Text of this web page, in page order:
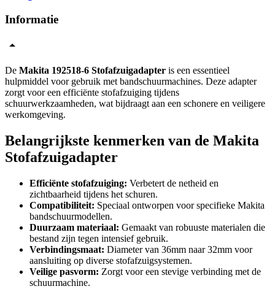
Informatie
De Makita 192518-6 Stofafzuigadapter is een essentieel
hulpmiddel voor gebruik met bandschuurmachines. Deze adapter
zorgt voor een efficiënte stofafzuiging tijdens
schuurwerkzaamheden, wat bijdraagt aan een schonere en veiligere
werkomgeving.
Belangrijkste kenmerken van de Makita
Stofafzuigadapter
Efficiënte stofafzuiging: Verbetert de netheid en
zichtbaarheid tijdens het schuren.
Compatibiliteit: Speciaal ontworpen voor specifieke Makita
bandschuurmodellen.
Duurzaam materiaal: Gemaakt van robuuste materialen die
bestand zijn tegen intensief gebruik.
Verbindingsmaat: Diameter van 36mm naar 32mm voor
aansluiting op diverse stofafzuigsystemen.
Veilige pasvorm: Zorgt voor een stevige verbinding met de
schuurmachine.